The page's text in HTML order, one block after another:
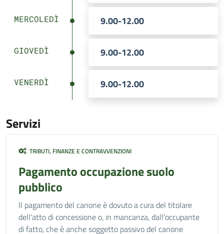
MERCOLEDÌ 9.00-12.00
GIOVEDÌ 9.00-12.00
VENERDÌ 9.00-12.00
Servizi
TRIBUTI, FINANZE E CONTRAVVENZIONI
Pagamento occupazione suolo
pubblico
Il pagamento del canone è dovuto a cura del titolare
dell'atto di concessione o, in mancanza, dall'occupante
di fatto, che è anche soggetto passivo del canone